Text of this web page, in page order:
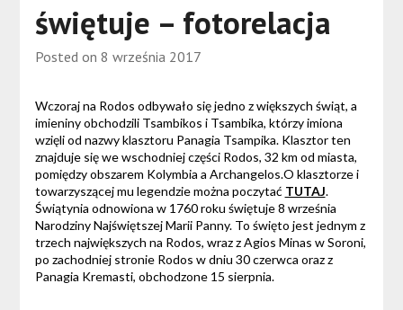
świętuje – fotorelacja
Posted on 8 września 2017
Wczoraj na Rodos odbywało się jedno z większych świąt, a
imieniny obchodzili Tsambikos i Tsambika, którzy imiona
wzięli od nazwy klasztoru Panagia Tsampika. Klasztor ten
znajduje się we wschodniej części Rodos, 32 km od miasta,
pomiędzy obszarem Kolymbia a Archangelos.O klasztorze i
towarzyszącej mu legendzie można poczytać TUTAJ.
Świątynia odnowiona w 1760 roku świętuje 8 września
Narodziny Najświętszej Marii Panny. To święto jest jednym z
trzech największych na Rodos, wraz z Agios Minas w Soroni,
po zachodniej stronie Rodos w dniu 30 czerwca oraz z
Panagia Kremasti, obchodzone 15 sierpnia.